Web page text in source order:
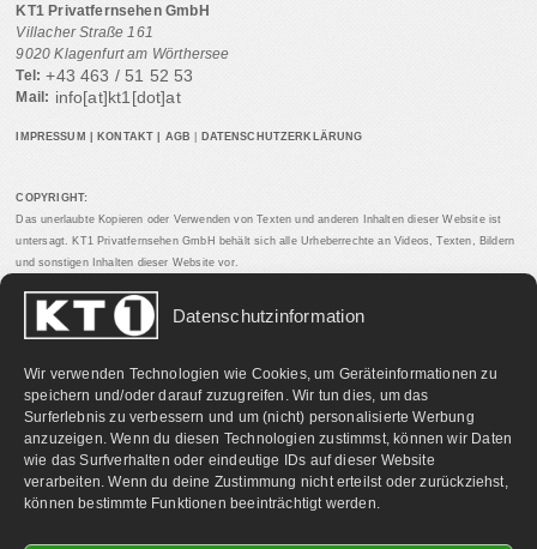
Datenschutzinformation
Wir verwenden Technologien wie Cookies, um Geräteinformationen zu
speichern und/oder darauf zuzugreifen. Wir tun dies, um das
Surferlebnis zu verbessern und um (nicht) personalisierte Werbung
anzuzeigen. Wenn du diesen Technologien zustimmst, können wir Daten
wie das Surfverhalten oder eindeutige IDs auf dieser Website
verarbeiten. Wenn du deine Zustimmung nicht erteilst oder zurückziehst,
können bestimmte Funktionen beeinträchtigt werden.
KT1 Privatfernsehen GmbH
Villacher Straße 161
9020 Klagenfurt am Wörthersee
Tel: +43 463 / 51 52 53
Mail: info[at]kt1[dot]at
IMPRESSUM KONTAKT AGB DATENSCHUTZERKLÄRUNG
COPYRIGHT:
Das unerlaubte Kopieren oder Verwenden von Texten und anderen Inhalten dieser Website ist
untersagt. KT1 Privatfernsehen GmbH behält sich alle Urheberrechte an Videos, Texten, Bildern
und sonstigen Inhalten dieser Website vor.
PARTNERLINKS: